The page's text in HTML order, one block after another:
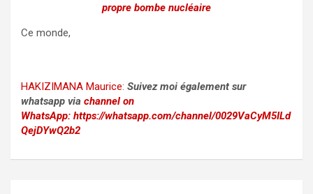
propre bombe nucléaire
Ce monde,
HAKIZIMANA Maurice: Suivez moi également sur
whatsapp via channel on
WhatsApp: https://whatsapp.com/channel/0029VaCyM5ILd
QejDYwQ2b2